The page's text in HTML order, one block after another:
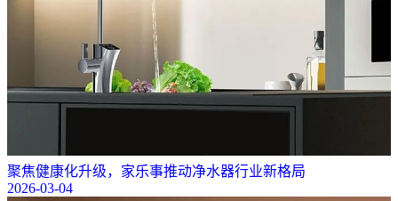
聚焦健康化升级，家乐事推动净水器行业新格局
2026-03-04